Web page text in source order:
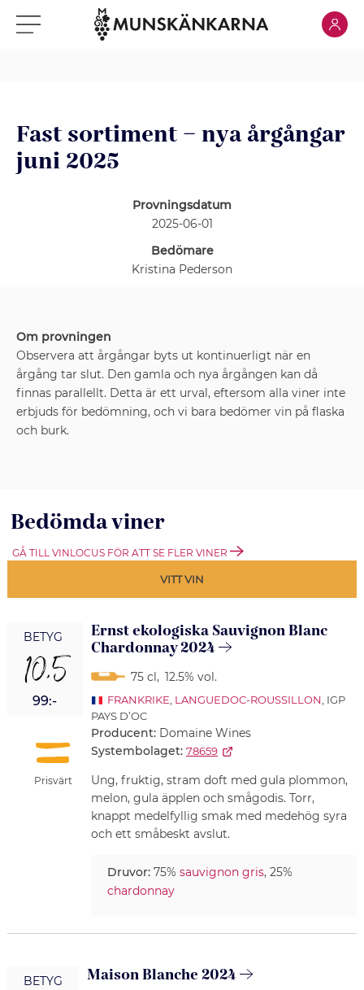
Klicka för meny Klicka
Fast sortiment – nya årgångar
juni 2025
Provningsdatum
2025-06-01
Bedömare
Kristina Pederson
Om provningen
Observera att årgångar byts ut kontinuerligt när en
årgång tar slut. Den gamla och nya årgången kan då
finnas parallellt. Detta är ett urval, eftersom alla viner inte
erbjuds för bedömning, och vi bara bedömer vin på flaska
och burk.
Bedömda viner
GÅ TILL VINLOCUS FÖR ATT SE FLER VINER
VITT VIN
BETYG
10,5
99:-
Prisvärt
Ernst ekologiska Sauvignon Blanc
Chardonnay 2024
75 cl, 12.5% vol.
FRANKRIKE LANGUEDOC-ROUSSILLON , IGP
PAYS D’OC
Producent: Domaine Wines
Systembolaget: 78659
Ung, fruktig, stram doft med gula plommon,
melon, gula äpplen och smågodis. Torr,
knappt medelfyllig smak med medehög syra
och ett småbeskt avslut.
Druvor:75% sauvignon gris, 25%
chardonnay
BETYG Maison Blanche 2024